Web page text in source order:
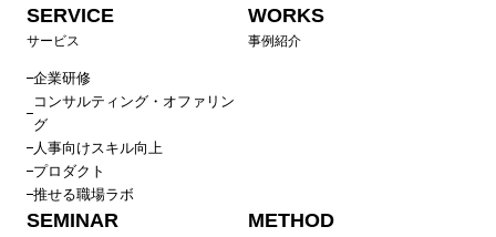
SERVICE
サービス
企業研修
コンサルティング・オファリン
グ
人事向けスキル向上
プロダクト
推せる職場ラボ
WORKS
事例紹介
SEMINAR METHOD